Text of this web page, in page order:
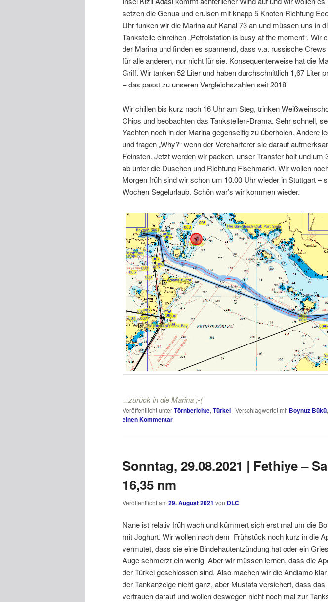
setzen die Genua und cruisen mit knapp 5 Knoten Richtung
Uhr funken wir die Marina auf Kanal 73 an und müssen uns in
Tankstelle einreihen „Petrolstation is busy at the moment“. Wir
der Marina und finden es spannend, dass v.a. russische
für alle anderen, nur nicht für sie. Konsequenterweise hat die
Griff. Wir tanken 52 Liter und haben durchschnittlich 1,67 Liter
– das passt zu unseren Vergleichszahlen seit 2018.
Wir chillen bis kurz nach 16 Uhr am Steg, trinken
Chips und beobachten das Tankstellen-Drama. Sehr schnell,
Yachten noch in der Marina gegenseitig zu überholen. Andere
und fragen „Why?“ wenn der Vercharterer sie darauf
Feinsten. Jetzt werden wir packen, unser Transfer holt und um
ab unter die Duschen und Richtung Fischmarkt. Wir wollen
Morgen früh sind wir schon um 10.00 Uhr wieder in Stuttgart –
Wochen Segelurlaub. Schön war’s wir kommen wieder.
...zurück in die Marina ;-(
Veröffentlicht unterTörnberichte, Türkei | Verschlagwortet mit Boynuz Bükü,
einen Kommentar
Sonntag, 29.08.2021 | Fethiye –
16,35 nm
Veröffentlicht am 29. August 2021 von DLC
Nane ist relativ früh wach und kümmert sich erst mal um die
mit Joghurt. Wir wollen nach dem Frühstück noch kurz in die
vermutet, dass sie eine Bindehautentzündung hat oder ein
Auge schmerzt ein wenig. Aber wir müssen lernen, dass die
der Türkei geschlossen sind. Also machen wir die Andiamo
der Tankanzeige nicht ganz, aber Mustafa versichert, dass
vertrauen darauf und wollen deswegen nicht noch mal zur